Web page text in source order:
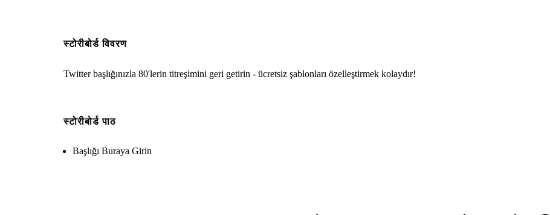
स्टोरीबोर्ड विवरण
Twitter başlığınızla 80'lerin titreşimini geri getirin - ücretsiz şablonları özelleştirmek kolaydır!
स्टोरीबोर्ड पाठ
Başlığı Buraya Girin